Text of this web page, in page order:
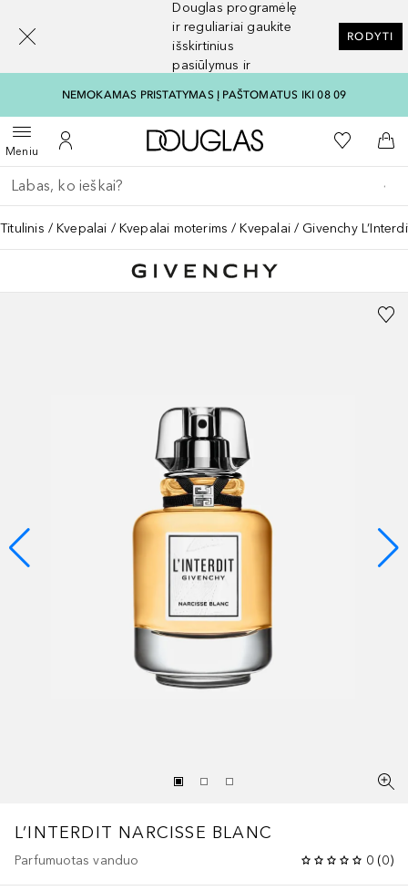
Douglas programėlę
ir reguliariai gaukite
išskirtinius
pasiūlymus ir
RODYTI
NEMOKAMAS PRISTATYMAS Į PAŠTOMATUS IKI 08 09
MeniuAtidaryti meniuĮ mano paskyrą
Į Douglas pagrindinį
Į mano
Į
Grįžk atgal
Vykdykite paiešką
Titulinis Kvepalai Kvepalai moterims Kvepalai Givenchy
L’INTERDIT NARCISSE BLANC
Parfumuotas vanduo 0 (0)
[navigation.slideout.screenreader]